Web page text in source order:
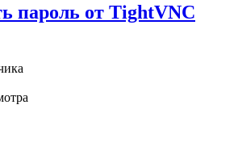
пароль от TightVNC